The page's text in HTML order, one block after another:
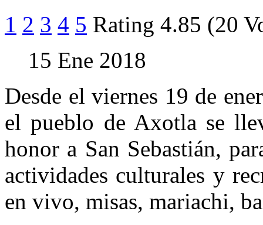
1 2 3 4 5 Rating 4.85 (20
15 Ene 2018
Desde el viernes 19 de
el pueblo de Axotla se
honor a San Sebastián,
actividades culturales y
en vivo, misas, mariachi,